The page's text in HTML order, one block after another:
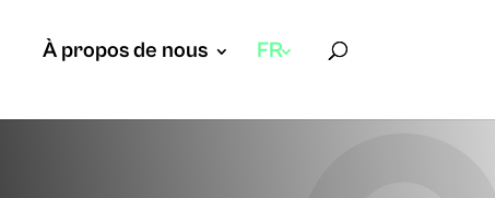
À propos de nous FR